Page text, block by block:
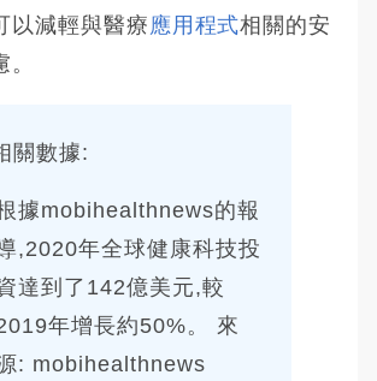
以減輕與醫療 應用程式相關的安
關數據:
據mobihealthnews的報
,2020年全球健康科技投
達到了142億美元,較
年增長約50%。 來
: mobihealthnews